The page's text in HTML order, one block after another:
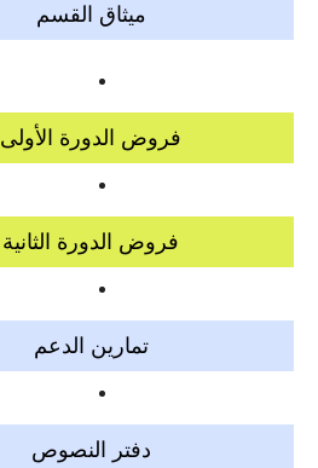
ميثاق القسم
فروض الدورة الأولى
فروض الدورة الثانية
تمارين الدعم
دفتر النصوص